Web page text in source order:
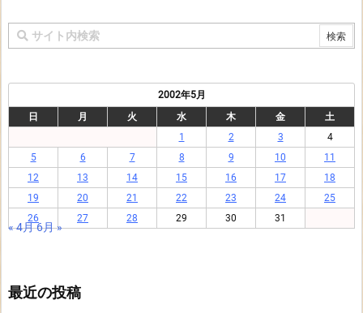
2002年5月
日
月 火 水 木 金
土
1
2 3
4
5
6 7 8 9 10
11
12
13 14 15 16 17
18
19
20 21 22 23 24
25
26
27 28 29 30 31
« 4月6月 »
最近の投稿